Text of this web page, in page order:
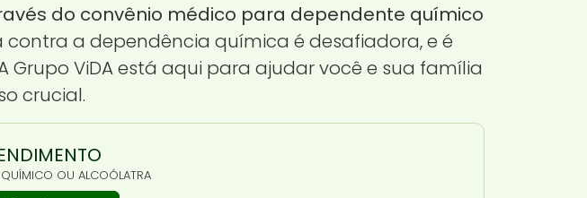
do convênio médico para dependente químico
contra a dependência química é desafiadora, e é
ViDA está aqui para ajudar você e sua família
crucial.
OU ALCOÓLATRA